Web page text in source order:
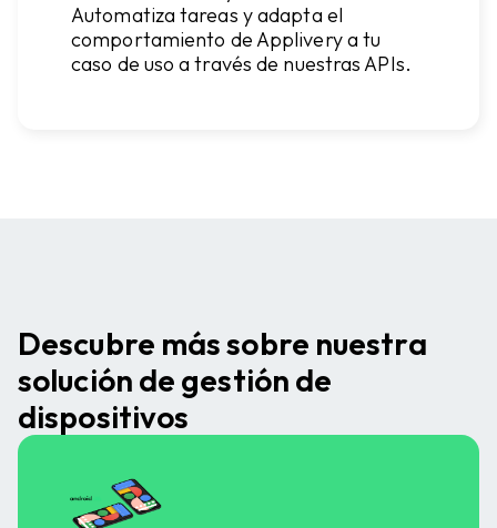
Automatiza tareas y adapta el
comportamiento de Applivery a tu
caso de uso a través de nuestras APIs.
Descubre más sobre nuestra
solución de gestión de
dispositivos